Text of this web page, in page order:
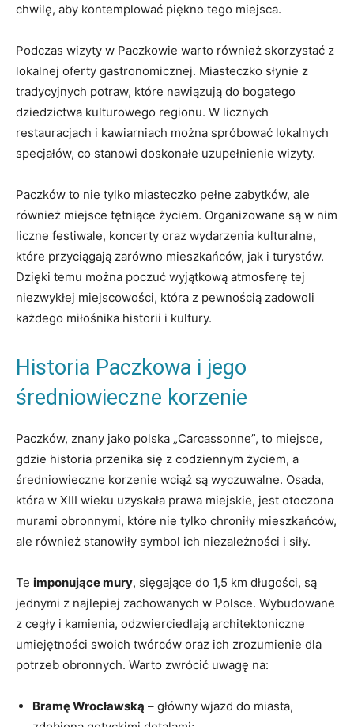
‌chwilę, aby⁣ kontemplować piękno‌ tego ⁢miejsca.
Podczas wizyty w Paczkowie warto również skorzystać‍ z
lokalnej⁢ oferty ⁤gastronomicznej. Miasteczko słynie⁤ z
tradycyjnych ⁣potraw,⁤ które⁤ nawiązują do bogatego
dziedzictwa ​kulturowego regionu. W licznych
restauracjach i kawiarniach można ⁤spróbować⁣ lokalnych
specjałów, co stanowi doskonałe uzupełnienie‍ wizyty.
Paczków to⁤ nie tylko miasteczko pełne zabytków, ale
również miejsce tętniące życiem. Organizowane są⁣ w ⁢nim
liczne‍ festiwale, koncerty oraz ⁢wydarzenia kulturalne, ​
które przyciągają zarówno mieszkańców, jak i turystów.
Dzięki temu można poczuć wyjątkową atmosferę tej
niezwykłej⁣ miejscowości, ‌która z pewnością⁤ zadowoli
każdego miłośnika historii i kultury.
Historia Paczkowa i jego
średniowieczne korzenie
Paczków, znany jako polska „Carcassonne”, to miejsce,
gdzie historia przenika się z codziennym ⁣życiem, ​a
średniowieczne korzenie wciąż​ są‍ wyczuwalne. Osada,
która w ⁣XIII wieku uzyskała prawa miejskie, jest otoczona
murami obronnymi, które nie ⁤tylko chroniły mieszkańców,
ale również stanowiły symbol ich‌ niezależności i siły.
Te imponujące ⁣mury, sięgające do 1,5 km długości, są
jednymi⁢ z najlepiej zachowanych ‍w‍ Polsce. Wybudowane
z ‍cegły i kamienia, odzwierciedlają architektoniczne
⁣umiejętności swoich twórców oraz ‍ich zrozumienie dla
potrzeb obronnych. Warto zwrócić uwagę na:
Bramę Wrocławską ⁢– ​główny ⁣wjazd do miasta,